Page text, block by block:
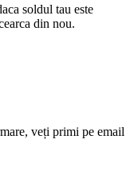
soldul tau este
din nou.
veți primi pe email